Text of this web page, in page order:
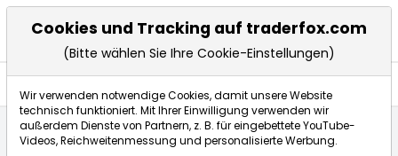
Cookies und Tracking auf traderfox.com
(Bitte wählen Sie Ihre Cookie-Einstellungen)
Wir verwenden notwendige Cookies, damit unsere Website
technisch funktioniert. Mit Ihrer Einwilligung verwenden wir
außerdem Dienste von Partnern, z. B. für eingebettete YouTube-
Videos, Reichweitenmessung und personalisierte Werbung.